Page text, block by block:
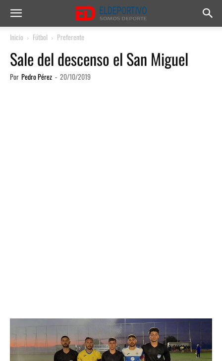
Inicio Fútbol Preferente
Sale del descenso el San Miguel
Por Pedro Pérez - 20/10/2019